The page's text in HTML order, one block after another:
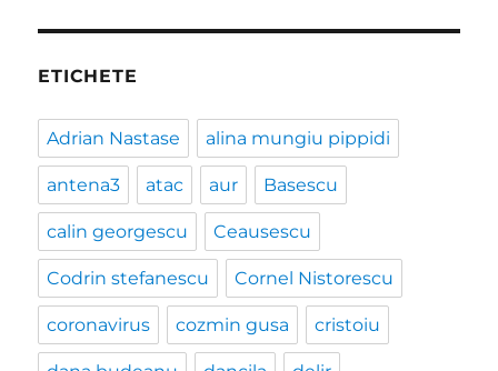
ETICHETE
Adrian Nastase alina mungiu pippidi
antena3 atac aur Basescu
calin georgescu Ceausescu
Codrin stefanescu Cornel Nistorescu
coronavirus cozmin gusa cristoiu